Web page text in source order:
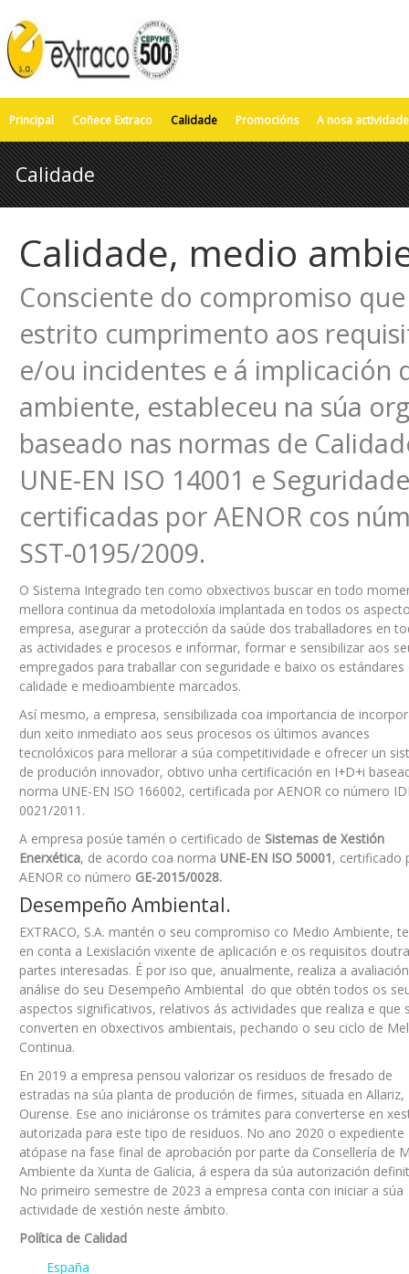
Principal Coñece Extraco Calidade Promocións A nosa actividade
Calidade
Calidade, medio
Consciente do compromiso
estrito cumprimento aos
e/ou incidentes e á implicación
ambiente, estableceu na súa
baseado nas normas de
UNE-EN ISO 14001 e
certificadas por AENOR cos
SST-0195/2009.
O Sistema Integrado ten como obxectivos buscar en todo
mellora continua da metodoloxía implantada en todos os
empresa, asegurar a protección da saúde dos traballadores en
as actividades e procesos e informar, formar e sensibilizar aos
empregados para traballar con seguridade e baixo os estándares
calidade e medioambiente marcados.
Así mesmo, a empresa, sensibilizada coa importancia de
dun xeito inmediato aos seus procesos os últimos avances
tecnolóxicos para mellorar a súa competitividade e ofrecer un
de produción innovador, obtivo unha certificación en I+D+i
norma UNE-EN ISO 166002, certificada por AENOR co número
0021/2011.
A empresa posúe tamén o certificado de Sistemas de Xestión
Enerxética, de acordo coa norma UNE-EN ISO 50001, certificado
AENOR co número GE-2015/0028.
Desempeño Ambiental.
EXTRACO, S.A. mantén o seu compromiso co Medio Ambiente,
en conta a Lexislación vixente de aplicación e os requisitos
partes interesadas. É por iso que, anualmente, realiza a
análise do seu Desempeño Ambiental do que obtén todos os
aspectos significativos, relativos ás actividades que realiza e que
converten en obxectivos ambientais, pechando o seu ciclo de
Continua.
En 2019 a empresa pensou valorizar os residuos de fresado de
estradas na súa planta de produción de firmes, situada en Allariz,
Ourense. Ese ano iniciáronse os trámites para converterse en
autorizada para este tipo de residuos. No ano 2020 o expediente
atópase na fase final de aprobación por parte da Consellería de
Ambiente da Xunta de Galicia, á espera da súa autorización
No primeiro semestre de 2023 a empresa conta con iniciar a súa
actividade de xestión neste ámbito.
Política de Calidad
España